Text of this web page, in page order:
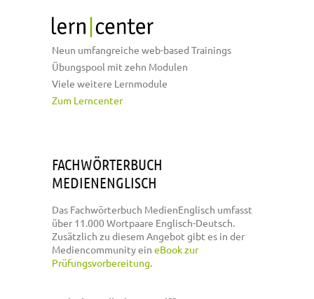
Neun umfangreiche web-based Trainings
Übungspool mit zehn Modulen
Viele weitere Lernmodule
Zum Lerncenter
FACHWÖRTERBUCH
MEDIENENGLISCH
Das Fachwörterbuch MedienEnglisch umfasst
über 11.000 Wortpaare Englisch-Deutsch.
Zusätzlich zu diesem Angebot gibt es in der
Mediencommunity ein eBook zur
Prüfungsvorbereitung.